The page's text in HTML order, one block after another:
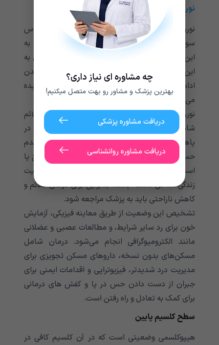
نوروپاتی محیطی ایدیوپاتیک مزمن
نوروپاتی محیطی به احساس بی حسی، گزگز و احساس
سوزن سوزن شدن در پاها اشاره دارد. ایدیوپاتیک به
این معنی است که علت آن مشخص نیست، و مزمن به
این اشاره دارد که وضعیت بدون بهبود یا بدتر شدن
ادامه دارد. این بیماری اغلب در افراد بالای 60 سال دیده
می‌‌‌‌‌‌‌‌‌‌‌شود.
نوروپاتی ایدیوپاتیک هیچ علت مشخصی ندارد. علائم
شامل بی حسی و سوزن سوزن شدن ناخوشایند در
پاها، مشکل در ایستادن یا راه رفتن به دلیل درد و عدم
حساسیت طبیعی، و ضعف و گرفتگی عضلات پا و مچ پا
است. نوروپاتی محیطی می‌‌‌‌‌‌‌‌‌‌‌تواند تا حد زیادی با کیفیت
زندگی تداخل داشته باشد، بنابراین برای درمان علائم و
کاهش ناراحتی باید به پزشک مراجعه شود.
تشخیص این وضعیت از طریق معاینه فیزیکی، آزمایش
خون برای رد سایر شرایط، و مطالعات عصبی و عضلانی
مانند الکترومیوگرافی انجام می‌‌‌‌‌‌‌‌‌‌‌شود. درمان شامل
مسکن‌های بدون نسخه، داروهای مسکن تجویزی برای
مدیریت درد شدیدتر، فیزیوتراپی و اقدامات ایمنی برای
جبران از دست دادن حس در پا و کفش های درمانی
برای کمک به تعادل و راه رفتن است.
سطح کلسیم پایین
هیپوکلسمی‌‌‌‌‌‌‌‌‌‌‌ وضعیتی است که در آن کلسیم کافی در
چه مشاوره ای نیاز داری؟
بهترین پزشک و مشاور رو بهت متصل میکنیم!
دریافت مشاوره پزشکی
دریافت مشاوره روانشناسی